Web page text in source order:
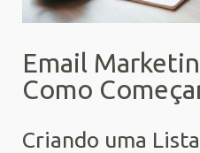
Email
Como
Criando uma